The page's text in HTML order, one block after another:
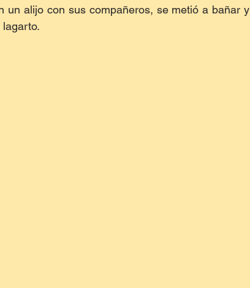
un alijo con sus compañeros, se metió a bañar y